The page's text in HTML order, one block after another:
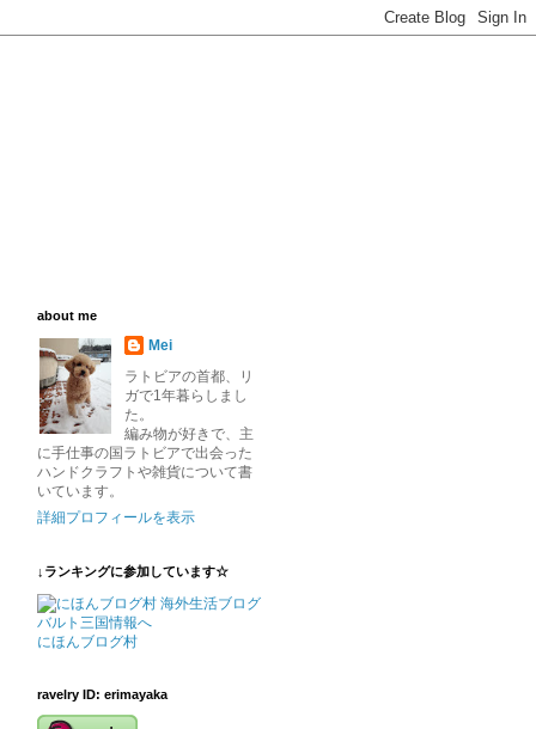
about me
Mei
ラトビアの首都、リ
ガで1年暮らしまし
た。
編み物が好きで、主
に手仕事の国ラトビアで出会った
ハンドクラフトや雑貨について書
いています。
詳細プロフィールを表示
↓ランキングに参加しています☆
にほんブログ村
ravelry ID: erimayaka